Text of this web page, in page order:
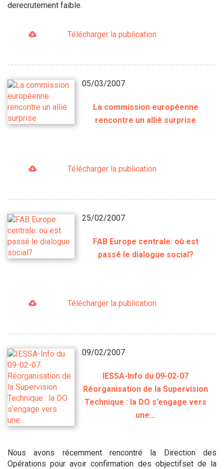
derecrutement faible.
Télécharger la publication
05/03/2007
La commission européenne
rencontre un allié surprise
Télécharger la publication
25/02/2007
FAB Europe centrale: où est
passé le dialogue social?
Télécharger la publication
09/02/2007
IESSA-Info du 09-02-07
Réorganisation de la Supervision
Technique : la DO s’engage vers
une…
Nous avons récemment rencontré la Direction des
Opérations pour avoir confirmation des objectifset de la